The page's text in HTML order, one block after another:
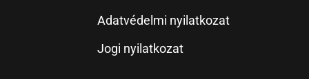
Adatvédelmi nyilatkozat
Jogi nyilatkozat